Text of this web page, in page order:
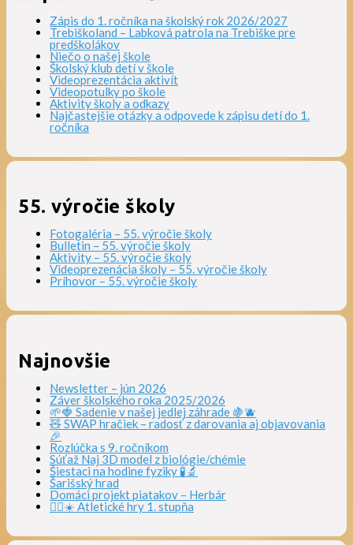
Zápis do 1. ročníka na školský rok 2026/2027
Trebiškoland – Labková patrola na Trebiške pre
predškolákov
Niečo o našej škole
Školský klub detí v škole
Videoprezentácia aktivít
Videopotulky po škole
Aktivity školy a odkazy
Najčastejšie otázky a odpovede k zápisu detí do 1.
ročníka
55. výročie školy
Fotogaléria – 55. výročie školy
Bulletin – 55. výročie školy
Aktivity – 55. výročie školy
Videoprezenácia školy – 55. výročie školy
Príhovor – 55. výročie školy
Najnovšie
Newsletter – jún 2026
Záver školského roka 2025/2026
🌱🍓 Sadenie v našej jedlej záhrade 🍇🫐
🧸 SWAP hračiek – radosť z darovania aj objavovania
🎉
Rozlúčka s 9. ročníkom
Súťaž Naj 3D model z biológie/chémie
Šiestaci na hodine fyziky 🧪🔬
Šarišský hrad
Domáci projekt piatakov – Herbár
🏃‍♀️☀️ Atletické hry 1. stupňa